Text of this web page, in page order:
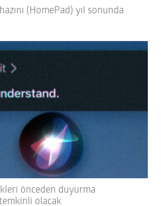
(HomePad) yıl sonunda
önceden duyurma
olacak